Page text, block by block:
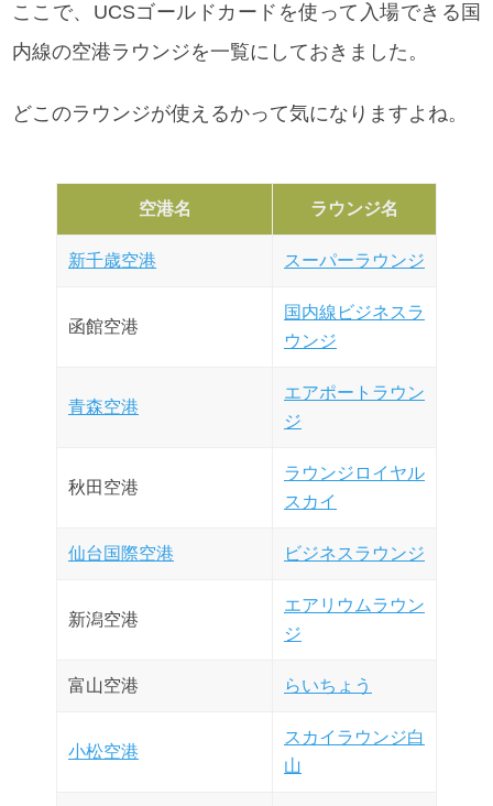
ここで、UCSゴールドカードを使って入場できる国
内線の空港ラウンジを一覧にしておきました。
どこのラウンジが使えるかって気になりますよね。
空港名 ラウンジ名
新千歳空港 スーパーラウンジ
函館空港
国内線ビジネスラ
ウンジ
青森空港
エアポートラウン
ジ
秋田空港
ラウンジロイヤル
スカイ
仙台国際空港 ビジネスラウンジ
新潟空港
エアリウムラウン
ジ
富山空港 らいちょう
小松空港
スカイラウンジ白
山